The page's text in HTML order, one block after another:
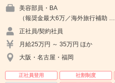
美容部員・BA
（報奨金最大6万／海外旅行補助 …
正社員/契約社員
月給25万円 ～ 35万円 ほか
大阪・名古屋・福岡
正社員登用 社割制度